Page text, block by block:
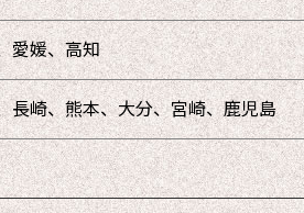
愛媛、高知
長崎、熊本、大分、宮崎、鹿児島